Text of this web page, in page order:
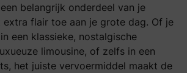
belangrijk onderdeel van je
flair toe aan je grote dag. Of je
een klassieke, nostalgische
limousine, of zelfs in een
het juiste vervoermiddel maakt de